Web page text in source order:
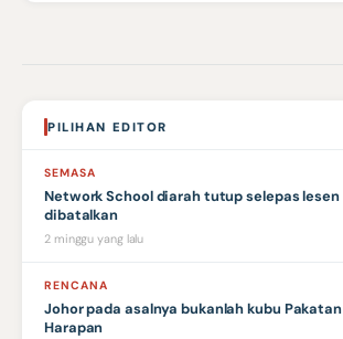
PILIHAN EDITOR
SEMASA
Network School diarah tutup selepas lesen
dibatalkan
2 minggu yang lalu
RENCANA
Johor pada asalnya bukanlah kubu Pakatan
Harapan